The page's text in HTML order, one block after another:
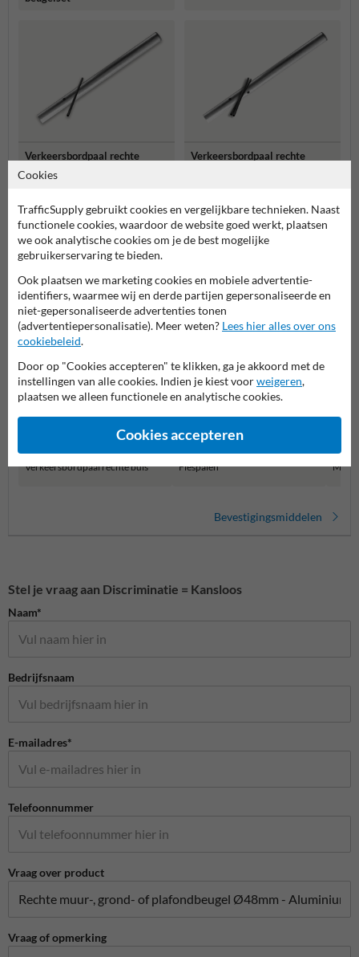
Verkeersbordpaal rechte
buis - 600mm boven de
grond - aluminium - Ø48,
Verkeersbordpaal rechte
Meer gerelateerde producten
Productcategorieën in deze groep
Verkeersbordpaal rechte buis Flespalen
Bevestigingsmiddelen
Stel je vraag aan Discriminatie = Kansloos
Naam*
Bedrijfsnaam
E-mailadres*
Telefoonnummer
Vraag over product
Vraag of opmerking
Cookies
TrafficSupply gebruikt cookies en vergelijkbare technieken. Naast
functionele cookies, waardoor de website goed werkt, plaatsen
we ook analytische cookies om je de best mogelijke
gebruikerservaring te bieden.
Ook plaatsen we marketing cookies en mobiele advertentie-
identifiers, waarmee wij en derde partijen gepersonaliseerde en
niet-gepersonaliseerde advertenties tonen
(advertentiepersonalisatie). Meer weten? Lees hier alles over ons
cookiebeleid.
Door op "Cookies accepteren" te klikken, ga je akkoord met de
instellingen van alle cookies. Indien je kiest voorweigeren,
plaatsen we alleen functionele en analytische cookies.
Cookies accepteren